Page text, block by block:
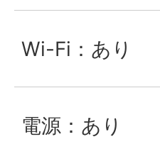
Wi-Fi：あり
電源：あり